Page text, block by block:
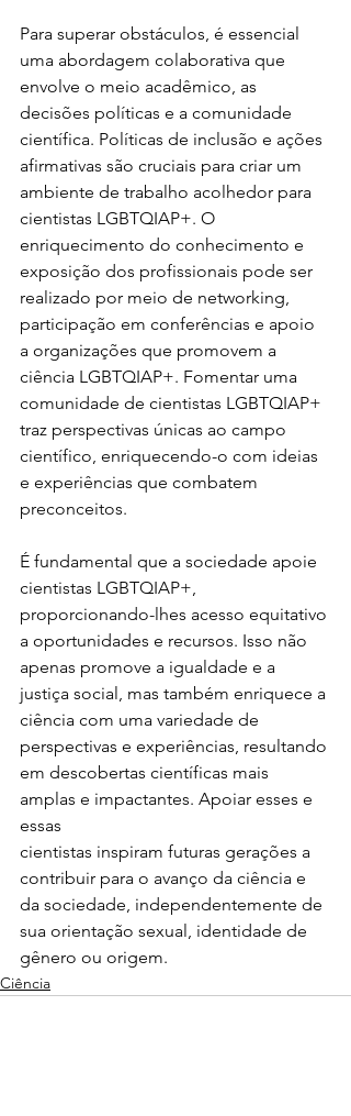
Para superar obstáculos, é essencial
uma abordagem colaborativa que
envolve o meio acadêmico, as
decisões políticas e a comunidade
científica. Políticas de inclusão e ações
afirmativas são cruciais para criar um
ambiente de trabalho acolhedor para
cientistas LGBTQIAP+. O
enriquecimento do conhecimento e
exposição dos profissionais pode ser
realizado por meio de networking,
participação em conferências e apoio
a organizações que promovem a
ciência LGBTQIAP+. Fomentar uma
comunidade de cientistas LGBTQIAP+
traz perspectivas únicas ao campo
científico, enriquecendo-o com ideias
e experiências que combatem
preconceitos.
É fundamental que a sociedade apoie
cientistas LGBTQIAP+,
proporcionando-lhes acesso equitativo
a oportunidades e recursos. Isso não
apenas promove a igualdade e a
justiça social, mas também enriquece a
ciência com uma variedade de
perspectivas e experiências, resultando
em descobertas científicas mais
amplas e impactantes. Apoiar esses e
essas
cientistas inspiram futuras gerações a
contribuir para o avanço da ciência e
da sociedade, independentemente de
sua orientação sexual, identidade de
gênero ou origem.
Ciência